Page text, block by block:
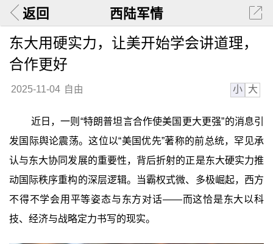
返回 西陆军情
东大用硬实力，让美开始学会讲道理，
合作更好
2025-11-04 自由 小 大
近日，一则“特朗普坦言合作使美国更大更强”的消息引
发国际舆论震荡。这位以“美国优先”著称的前总统，罕见承
认与东大协同发展的重要性，背后折射的正是东大硬实力推
动国际秩序重构的深层逻辑。当霸权式微、多极崛起，西方
不得不学会用平等姿态与东方对话——而这恰是东大以科
技、经济与战略定力书写的现实。